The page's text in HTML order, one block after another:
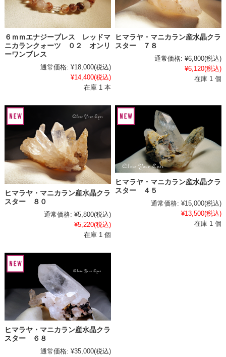
６ｍｍエナジーブレス レッドマ
ニカランクォーツ ０２ オンリ
ーワンブレス
通常価格: ¥18,000(税込)
¥14,400(税込)
在庫 1 本
ヒマラヤ・マニカラン産水晶クラ
スター ７８
通常価格: ¥6,800(税込)
¥6,120(税込)
在庫 1 個
ヒマラヤ・マニカラン産水晶クラ
スター ８０
通常価格: ¥5,800(税込)
¥5,220(税込)
在庫 1 個
ヒマラヤ・マニカラン産水晶クラ
スター ４５
通常価格: ¥15,000(税込)
¥13,500(税込)
在庫 1 個
ヒマラヤ・マニカラン産水晶クラ
スター ６８
通常価格: ¥35,000(税込)